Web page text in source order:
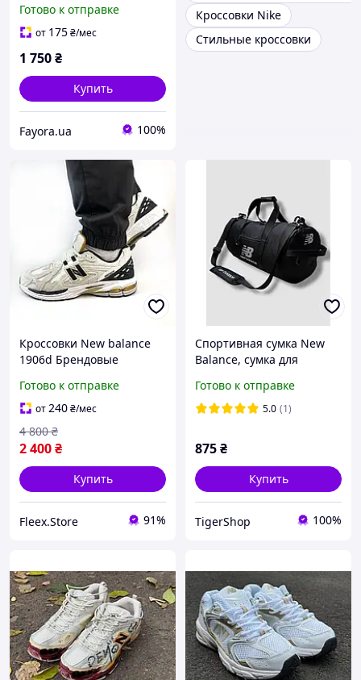
Готово к отправке
от 175₴/мес
1 750₴
Купить
Fayora.ua 100%
Кроссовки Nike
Стильные кроссовки
Кроссовки New balance
1906d Брендовые
1906d white Кроссовки
New balance 1906d
protection
Готово к отправке
от240₴/мес
2 400₴
4 800 ₴
Купить
Fleex.Store 91%
Спортивная сумка New
Balance, сумка для
плечо, дорожная сумка
размер S
Готово к отправке
5.0 (1)
875₴
Купить
TigerShop 100%